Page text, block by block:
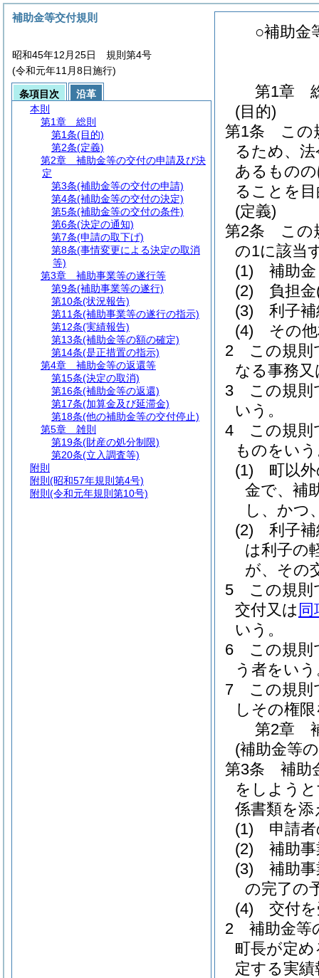
○補助金
第1章
(目的)
第1条
この
るため、
あるもの
ることを
(定義)
第2条
この
の1に該当
(1)
補助金
(2)
負担金
(3)
利子
(4)
その
2
この規則
なる事務
3
この規則
いう。
4
この規則
ものをい
(1)
町以
金で、補
し、かつ
(2)
利子
は利子の
が、その
5
この規則
交付又は 同
いう。
6
この規則
う者をい
7
この規則
しその権
第2章
(補助金等
第3条
補助
をしよう
係書類を
(1)
申請
(2)
補助
(3)
補助
の完了の
(4)
交付
2
補助金等
町長が定
定する実
補助金等交付規則
昭和45年12月25日 規則第4号
(令和元年11月8日施行)
条項目次
沿革
本則
第1章
総則
第1条(目的)
第2条(定義)
第2章
補助金等の交付の申請及び決
定
第3条(補助金等の交付の申請)
第4条(補助金等の交付の決定)
第5条(補助金等の交付の条件)
第6条(決定の通知)
第7条(申請の取下げ)
第8条(事情変更による決定の取消
等)
第3章
補助事業等の遂行等
第9条(補助事業等の遂行)
第10条(状況報告)
第11条(補助事業等の遂行の指示)
第12条(実績報告)
第13条(補助金等の額の確定)
第14条(是正措置の指示)
第4章
補助金等の返還等
第15条(決定の取消)
第16条(補助金等の返還)
第17条(加算金及び延滞金)
第18条(他の補助金等の交付停止)
第5章
雑則
第19条(財産の処分制限)
第20条(立入調査等)
附則
附則 (昭和57年規則第4号)
附則 (令和元年規則第10号)